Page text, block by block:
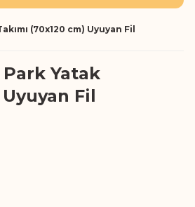
(70x120 cm) Uyuyan Fil
Yatak
Fil